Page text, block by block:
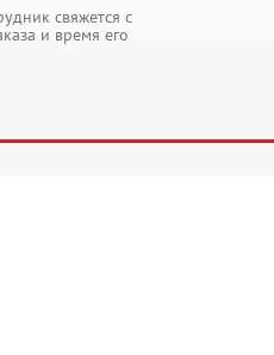
свяжется с
и время его